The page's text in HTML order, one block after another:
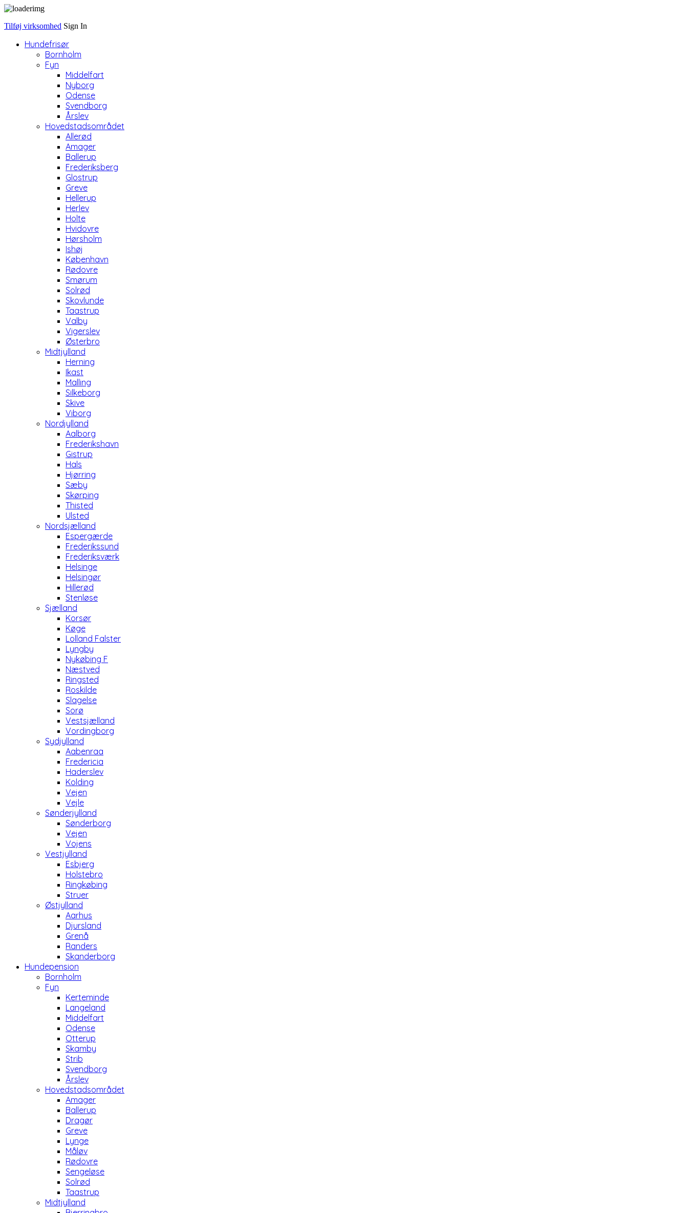
Tilføj virksomhed Sign In
Hundefrisør
Bornholm
Fyn
Middelfart
Nyborg
Odense
Svendborg
Årslev
Hovedstadsområdet
Allerød
Amager
Ballerup
Frederiksberg
Glostrup
Greve
Hellerup
Herlev
Holte
Hvidovre
Hørsholm
Ishøj
København
Rødovre
Smørum
Solrød
Skovlunde
Taastrup
Valby
Vigerslev
Østerbro
Midtjylland
Herning
Ikast
Malling
Silkeborg
Skive
Viborg
Nordjylland
Aalborg
Frederikshavn
Gistrup
Hals
Hjørring
Sæby
Skørping
Thisted
Ulsted
Nordsjælland
Espergærde
Frederikssund
Frederiksværk
Helsinge
Helsingør
Hillerød
Stenløse
Sjælland
Korsør
Køge
Lolland Falster
Lyngby
Nykøbing F
Næstved
Ringsted
Roskilde
Slagelse
Sorø
Vestsjælland
Vordingborg
Sydjylland
Aabenraa
Fredericia
Haderslev
Kolding
Vejen
Vejle
Sønderjylland
Sønderborg
Vejen
Vojens
Vestjylland
Esbjerg
Holstebro
Ringkøbing
Struer
Østjylland
Aarhus
Djursland
Grenå
Randers
Skanderborg
Hundepension
Bornholm
Fyn
Kerteminde
Langeland
Middelfart
Odense
Otterup
Skamby
Strib
Svendborg
Årslev
Hovedstadsområdet
Amager
Ballerup
Dragør
Greve
Lynge
Måløv
Rødovre
Sengeløse
Solrød
Taastrup
Midtjylland